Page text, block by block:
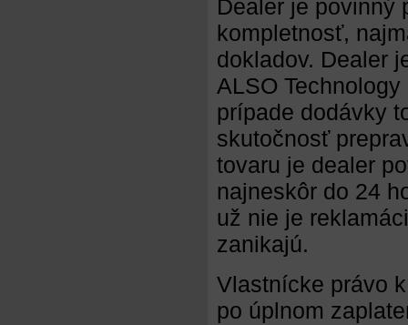
Dealer je povinný
kompletnosť,
dokladov. Dealer
ALSO
prípade dodávky
skutočnosť
tovaru je dealer
najneskôr do 24
už nie je
zanikajú.
Vlastnícke právo
po úplnom